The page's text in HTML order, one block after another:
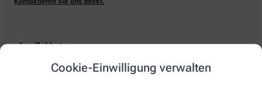
Cookie-Einwilligung verwalten
Zahlarten
Bar oder mit einer anderen akzeptierten Zahlungsart Ihrer Apotheke vor Ort.